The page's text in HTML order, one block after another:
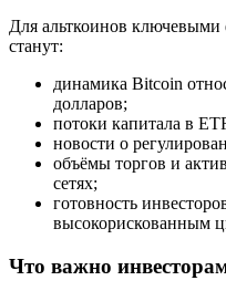
Для альткоинов
станут:
динамика Bitcoin
долларов;
потоки капитала в
новости о
объёмы торгов и
сетях;
готовность
высокорискованным
Что важно